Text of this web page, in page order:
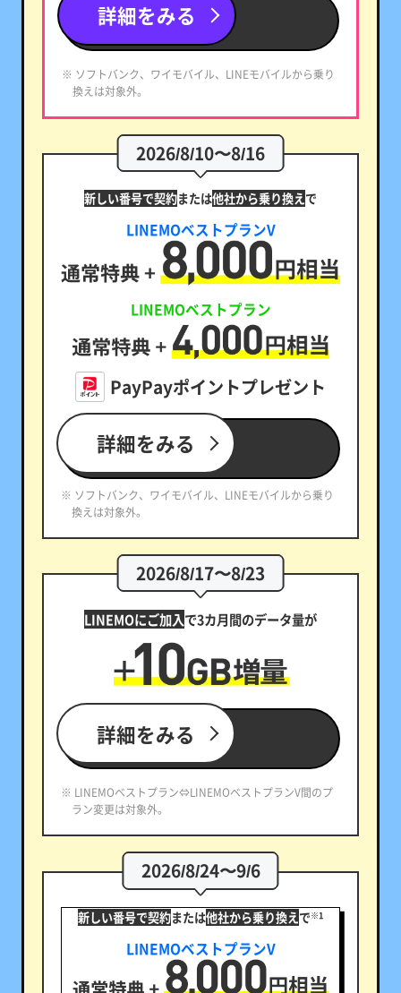
詳細をみる
※ ソフトバンク、ワイモバイル、LINEモバイルから乗り
換えは対象外。
2026/8/10〜8/16
新しい番号で契約または他社から乗り換えで
LINEMOベストプランV
LINEMOベストプラン
PayPayポイントプレゼント
詳細をみる
※ ソフトバンク、ワイモバイル、LINEモバイルから乗り
換えは対象外。
2026/8/17〜8/23
LINEMOにご加入で3カ月間のデータ量が
詳細をみる
※ LINEMOベストプラン⇔LINEMOベストプランV間のプ
ラン変更は対象外。
2026/8/24〜9/6
新しい番号で契約または他社から乗り換えで※1
LINEMOベストプランV